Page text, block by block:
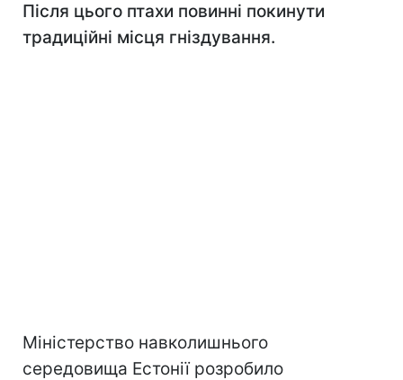
Після цього птахи повинні покинути
традиційні місця гніздування.
Міністерство навколишнього
середовища Естонії розробило